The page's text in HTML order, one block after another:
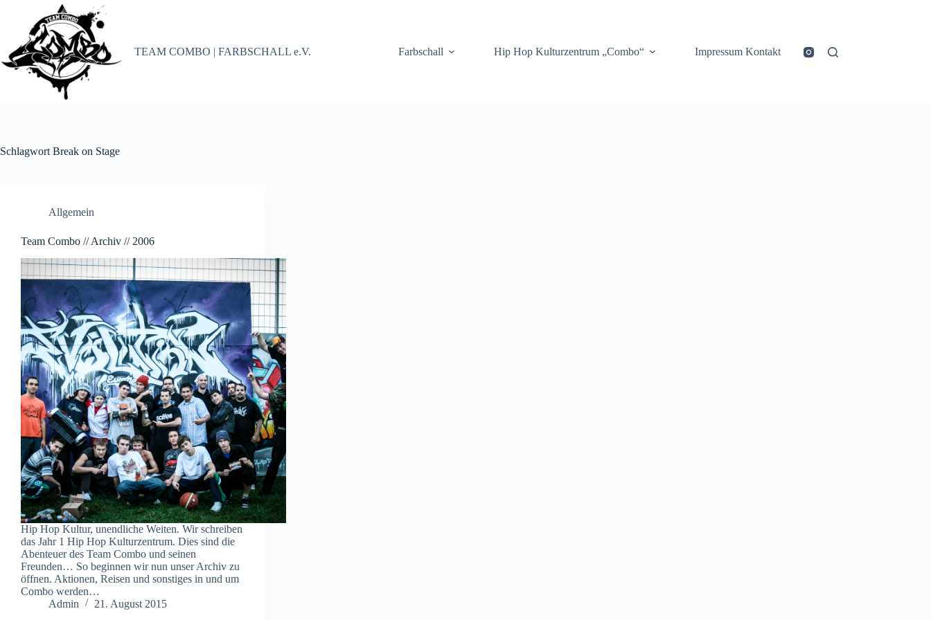
springen
TEAM COMBO | FARBSCHALL e.V.
Farbschall Hip Hop Kulturzentrum „Combo“ Impressum Kontakt
Schlagwort Break on Stage
Allgemein
Team Combo // Archiv // 2006
Hip Hop Kultur, unendliche Weiten. Wir schreiben
das Jahr 1 Hip Hop Kulturzentrum. Dies sind die
Abenteuer des Team Combo und seinen
Freunden… So beginnen wir nun unser Archiv zu
öffnen. Aktionen, Reisen und sonstiges in und um
Combo werden…
Admin
21. August 2015